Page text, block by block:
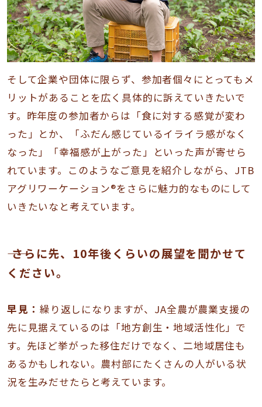
そして企業や団体に限らず、参加者個々にとってもメ
リットがあることを広く具体的に訴えていきたいで
す。昨年度の参加者からは「食に対する感覚が変わ
った」とか、「ふだん感じているイライラ感がなく
なった」「幸福感が上がった」といった声が寄せら
れています。このようなご意見を紹介しながら、JTB
アグリワーケーション®をさらに魅力的なものにして
いきたいなと考えています。
―― さらに先、10年後くらいの展望を聞かせて
ください。
早見： 繰り返しになりますが、JA全農が農業支援の
先に見据えているのは「地方創生・地域活性化」で
す。先ほど挙がった移住だけでなく、二地域居住も
あるかもしれない。農村部にたくさんの人がいる状
況を生みだせたらと考えています。